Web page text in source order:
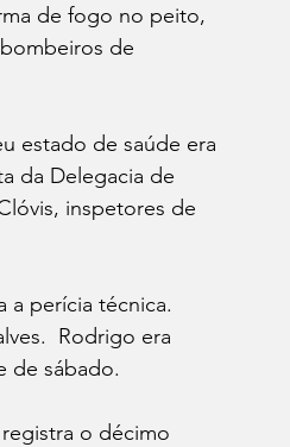
de fogo no peito,
de
estado de saúde era
da Delegacia de
inspetores de
a perícia técnica.
Rodrigo era
de sábado.
o décimo